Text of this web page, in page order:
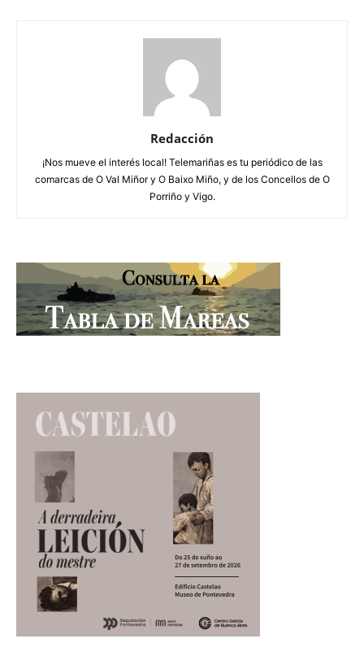
Redacción
¡Nos mueve el interés local! Telemariñas es tu periódico de las
comarcas de O Val Miñor y O Baixo Miño, y de los Concellos de O
Porriño y Vigo.